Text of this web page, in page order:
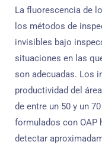
La fluorescencia de
los métodos de
invisibles bajo
situaciones en las
son adecuadas. Los
productividad del
de entre un 50 y un
formulados con OAP
detectar